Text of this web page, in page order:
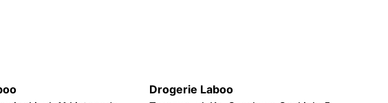
Drogerie Laboo